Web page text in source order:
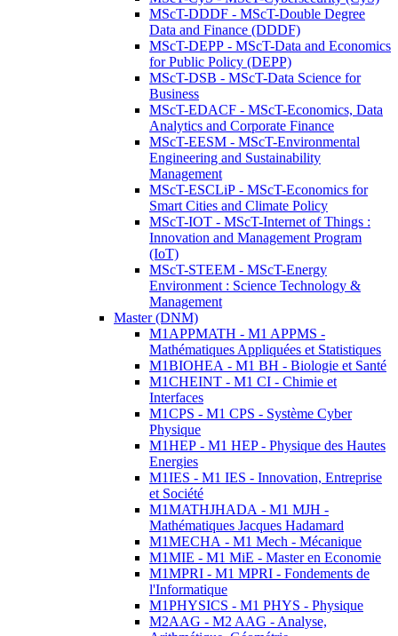
MScT-DDDF - MScT-Double Degree
Data and Finance (DDDF)
MScT-DEPP - MScT-Data and Economics
for Public Policy (DEPP)
MScT-DSB - MScT-Data Science for
Business
MScT-EDACF - MScT-Economics, Data
Analytics and Corporate Finance
MScT-EESM - MScT-Environmental
Engineering and Sustainability
Management
MScT-ESCLiP - MScT-Economics for
Smart Cities and Climate Policy
MScT-IOT - MScT-Internet of Things :
Innovation and Management Program
(IoT)
MScT-STEEM - MScT-Energy
Environment : Science Technology &
Management
Master (DNM)
M1APPMATH - M1 APPMS -
Mathématiques Appliquées et Statistiques
M1BIOHEA - M1 BH - Biologie et Santé
M1CHEINT - M1 CI - Chimie et
Interfaces
M1CPS - M1 CPS - Système Cyber
Physique
M1HEP - M1 HEP - Physique des Hautes
Energies
M1IES - M1 IES - Innovation, Entreprise
et Société
M1MATHJHADA - M1 MJH -
Mathématiques Jacques Hadamard
M1MECHA - M1 Mech - Mécanique
M1MIE - M1 MiE - Master en Economie
M1MPRI - M1 MPRI - Fondements de
l'Informatique
M1PHYSICS - M1 PHYS - Physique
M2AAG - M2 AAG - Analyse,